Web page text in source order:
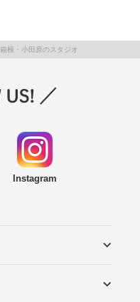
箱根・小田原のスタジオ
Instagram